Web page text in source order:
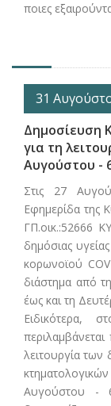
ποιες
31
Δημοσίευση
για τη
Αυγούστου -
Στις 27
Εφημερίδα της
ΓΠ.οικ.:52666
δημόσιας
κορωνοϊού
διάστημα από
έως και τη
λειτουργία
Αυγούστου - 6